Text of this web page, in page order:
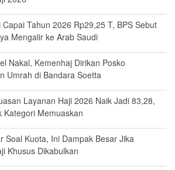
Capai Tahun 2026 Rp29,25 T, BPS Sebut
Mengalir ke Arab Saudi
Nakal, Kemenhaj Dirikan Posko
Umrah di Bandara Soetta
Layanan Haji 2026 Naik Jadi 83,28,
Kategori Memuaskan
Soal Kuota, Ini Dampak Besar Jika
Khusus Dikabulkan